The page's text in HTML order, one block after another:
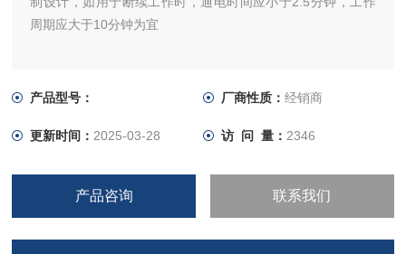
周期应大于10分钟为宜
产品型号： 厂商性质： 经销商
更新时间： 2025-03-28 访 问 量： 2346
产品咨询 联系我们